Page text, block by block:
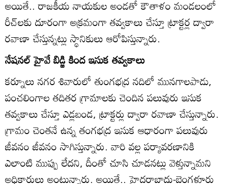
అయితే.. రాజకీయ నాయకుల అండతో కౌతాళం మండలంలో
రీచ్‌లకు దూరంగా అక్రమంగా తవ్వకాలు చేస్తూ ట్రాక్టర్ల ద్వారా
రవాణా చేస్తున్నట్లు స్థానికులు ఆరోపిస్తున్నారు.
నేషనల్‌ హైవే బిడ్జి కింద ఇసుక తవ్వకాలు
కర్నూలు నగర శివారులో తుంగభద్ర నదిలో మునగాలపాడు,
పంచలింగాల తదితర గ్రామాలకు చెందిన పలువురు ఇసుక
తవ్వకాలు చేస్తూ ఎడ్లబండ, ట్రాక్టర్లు ద్వారా రవాణా చేస్తున్నారు.
గ్రామం చెంతనే ఉన్న తంగభద్ర ఇసుక ఆధారంగా పలువురు
జీవనం జీవనం సాగిస్తున్నారు. వారి వల్ల పర్యావరణానికి
ఎలాంటి ముప్పు లేదని, దీంతో చూసి చూడనట్లు వెళ్తున్నామని
అధికారులు అంటున్నారు. అయితే.. హైదరాబాదు-బెంగళూరు